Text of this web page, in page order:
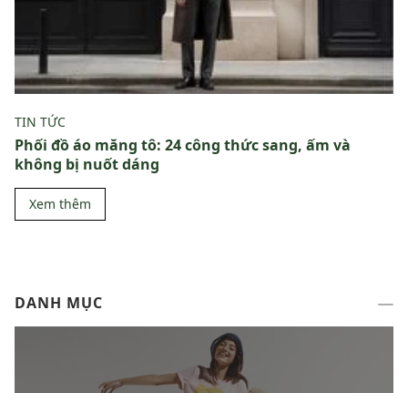
TIN TỨC
Phối đồ áo măng tô: 24 công thức sang, ấm và
không bị nuốt dáng
Xem thêm
DANH MỤC